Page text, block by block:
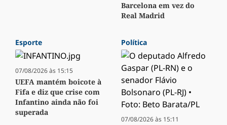
Barcelona em vez do
Real Madrid
Esporte
07/08/2026 às 15:15
UEFA mantém boicote à
Fifa e diz que crise com
Infantino ainda não foi
superada
Política
07/08/2026 às 15:11